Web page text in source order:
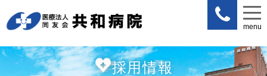
menu
採用情報